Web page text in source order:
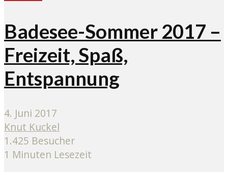
Badesee-Sommer 2017 –
Freizeit, Spaß,
Entspannung
4. Juni 2017
Knut Kuckel
1.425 Besucher
1 Minuten Lesezeit